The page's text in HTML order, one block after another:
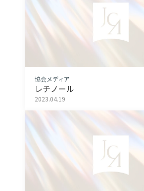
協会メディア
レチノール
2023.04.19